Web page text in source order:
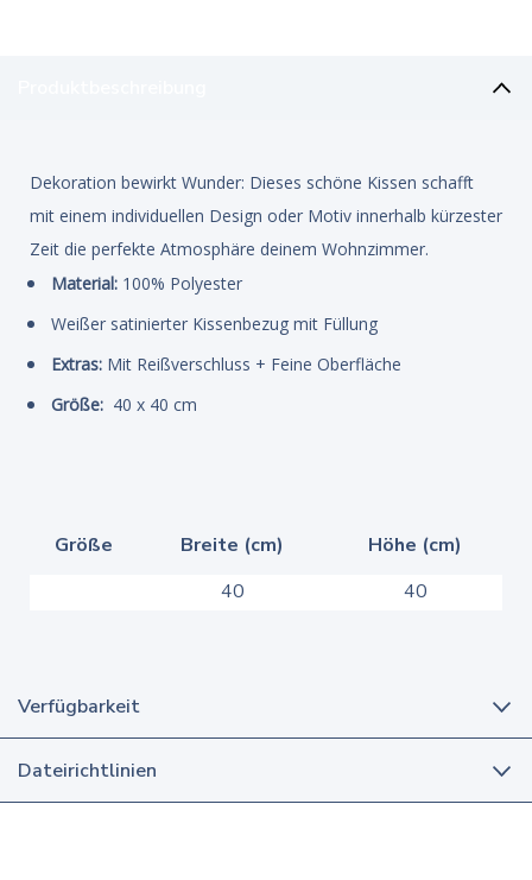
Dekoration bewirkt Wunder: Dieses schöne Kissen schafft
mit einem individuellen Design oder Motiv innerhalb kürzester
Zeit die perfekte Atmosphäre deinem Wohnzimmer.
Material: 100% Polyester
Weißer satinierter Kissenbezug mit Füllung
Extras: Mit Reißverschluss + Feine Oberfläche
Größe: 40 x 40 cm
Größe Breite (cm)
Höhe (cm)
40
40
Verfügbarkeit
Dateirichtlinien